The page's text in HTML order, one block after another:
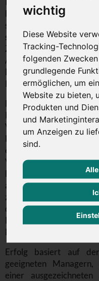
wichtig
Diese Website
Tracking-
folgenden
grundlegende
ermöglichen, um
Website zu bieten,
Produkten und
und
um Anzeigen zu
sind.
besetzenden Position
sucht, gezielt
sensibilisiert er sich
Zahlen und Fakten;
Aspekte und solche
Bereichskultur,
Personal-Fit lässt er
Das Recruiting von
Personalberater
Vorbereitung auf
ebenso zu seinem
Vorständen,
bei der nachhaltigen
ausgebildeter
zertifizierter Business
dabei sein Know-
Methoden.
Erfolg basiert auf
geeigneten
einer